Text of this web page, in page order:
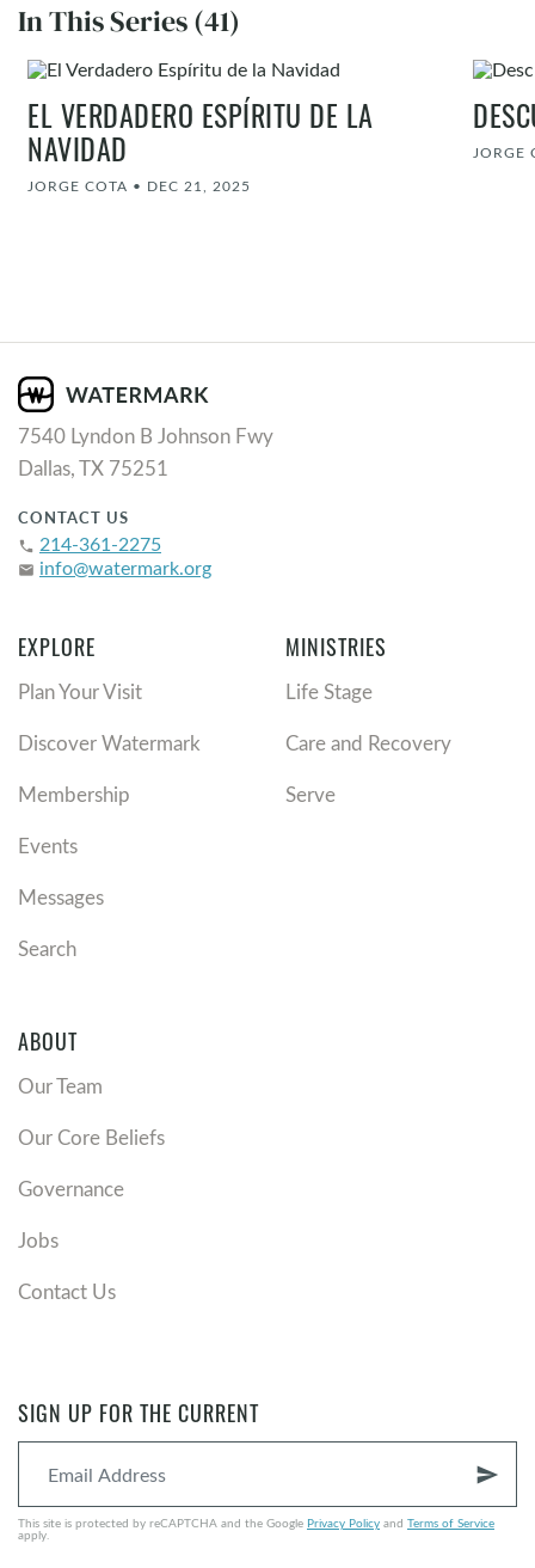
In This Series (41)
EL VERDADERO ESPÍRITU DE LA
NAVIDAD
JORGE COTA • DEC 21, 2025
JORGE
7540 Lyndon B Johnson Fwy
Dallas, TX 75251
CONTACT US
phone 214-361-2275
email info@watermark.org
EXPLORE
Plan Your Visit
Discover Watermark
Membership
Events
Messages
Search
MINISTRIES
Life Stage
Care and Recovery
Serve
ABOUT
Our Team
Our Core Beliefs
Governance
Jobs
Contact Us
SIGN UP FOR THE CURRENT
send
This site is protected by reCAPTCHA and the Google Privacy Policy and Terms of Service
apply.